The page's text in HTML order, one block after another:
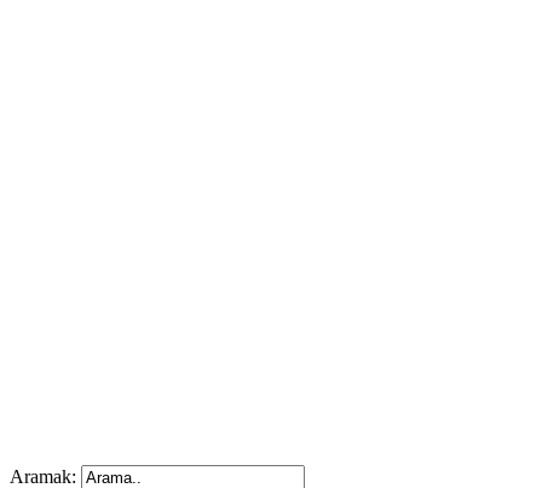
Aramak: